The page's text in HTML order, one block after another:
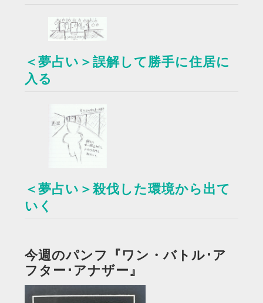
＜夢占い＞誤解して勝手に住居に
入る
＜夢占い＞殺伐した環境から出て
いく
今週のパンフ『ワン・バトル･ア
フター･アナザー』